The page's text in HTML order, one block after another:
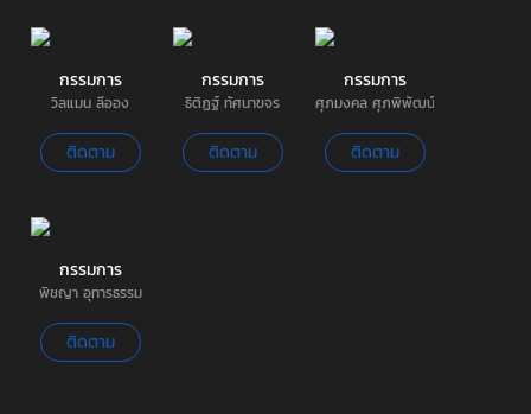
กรรมการ
วิลแมน ลีออง
ติดตาม
กรรมการ
ธิติฏฐ์ ทัศนาขจร
ติดตาม
กรรมการ
ศุภมงคล ศุภพิพัฒน์
ติดตาม
กรรมการ
พิชญา อุทารธรรม
ติดตาม